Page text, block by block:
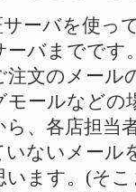
サーバを使っ
ーバまでです
注文のメール
モールなどの
ら、各店担当
いないメール
います。(そ